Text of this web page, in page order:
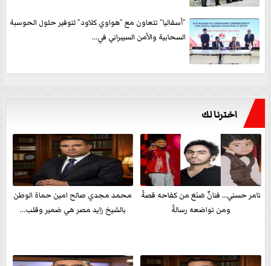
”أسفاليا” تتعاون مع ”هواوي كلاود” لتوفير حلول الحوسبة
السحابية والأمن السيبراني في...
اخترنا لك
تامر حسني… فنانٌ صَنَعَ من كفاحه قصةً
ومن تواضعه رسالةً
محمد مجدي صالح امين حماة الوطن
بالشيخ زايد مصر هي ضمير وقلب...